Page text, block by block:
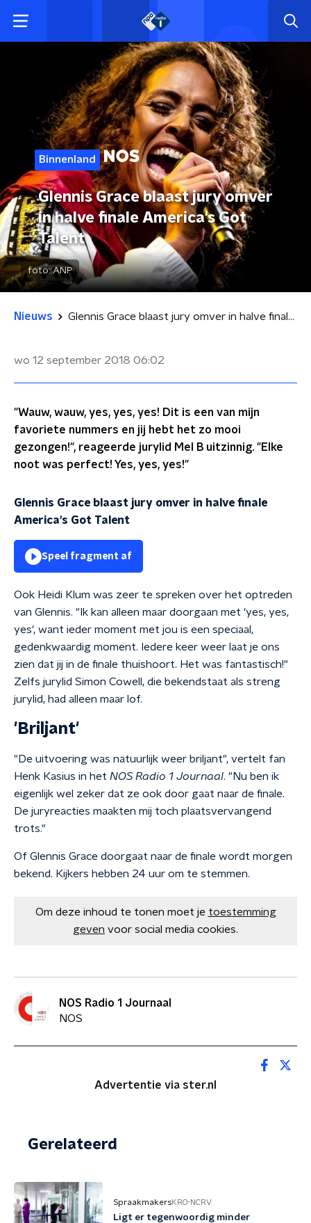
Binnenland
Glennis Grace blaast jury omver
in halve finale America's Got
Talent
foto:ANP
Nieuws Glennis Grace blaast jury omver in halve finale America's Got Talent
wo 12 september 2018 06:02
"Wauw, wauw, yes, yes, yes! Dit is een van mijn
favoriete nummers en jij hebt het zo mooi
gezongen!", reageerde jurylid Mel B uitzinnig. "Elke
noot was perfect! Yes, yes, yes!"
Glennis Grace blaast jury omver in halve finale
America's Got Talent
Speel fragment af
Ook Heidi Klum was zeer te spreken over het optreden
van Glennis. "Ik kan alleen maar doorgaan met 'yes, yes,
yes', want ieder moment met jou is een speciaal,
gedenkwaardig moment. Iedere keer weer laat je ons
zien dat jij in de finale thuishoort. Het was fantastisch!"
Zelfs jurylid Simon Cowell, die bekendstaat als streng
jurylid, had alleen maar lof.
'Briljant'
"De uitvoering was natuurlijk weer briljant", vertelt fan
Henk Kasius in het NOS Radio 1 Journaal. "Nu ben ik
eigenlijk wel zeker dat ze ook door gaat naar de finale.
De juryreacties maakten mij toch plaatsvervangend
trots."
Of Glennis Grace doorgaat naar de finale wordt morgen
bekend. Kijkers hebben 24 uur om te stemmen.
Om deze inhoud te tonen moet je toestemming
geven voor social media cookies.
NOS Radio 1 Journaal
NOS
Advertentie via ster.nl
Gerelateerd
SpraakmakersKRO-NCRV
Ligt er tegenwoordig minder